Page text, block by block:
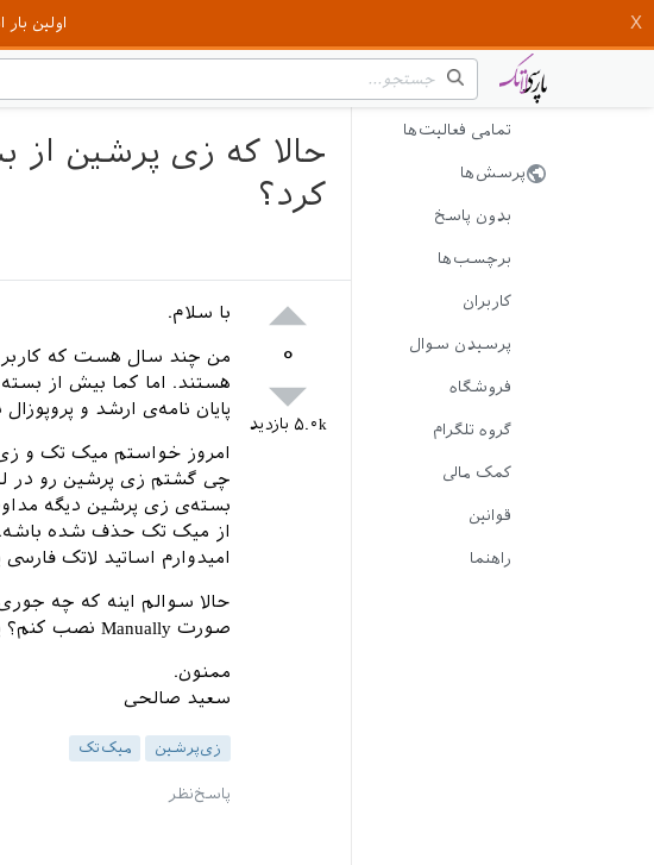
اولین
تمامی فعالیت‌ها
پرسش‌ها
بدون پاسخ
برچسب‌ها
کاربران
پرسیدن سوال
فروشگاه
گروه تلگرام
کمک مالی
قوانین
راهنما
حالا که زی پرشین
کرد؟
۰
۵.۰k بازدید
با سلام.
من چند سال هست که کاربر
هستند. اما کما بیش از
پایان نامه‌ی ارشد و پروپوزال
امروز خواستم میک تک و
چی گشتم زی پرشین رو در
بسته‌ی زی پرشین دیگه
از میک تک حذف شده باشه.
امیدوارم اساتید لاتک
صورت Manually نصب کنم؟ یه کم تلاش کردم ولی موفق نبودم.
ممنون.
سعید صالحی
زی‌پرشین میک‌تک